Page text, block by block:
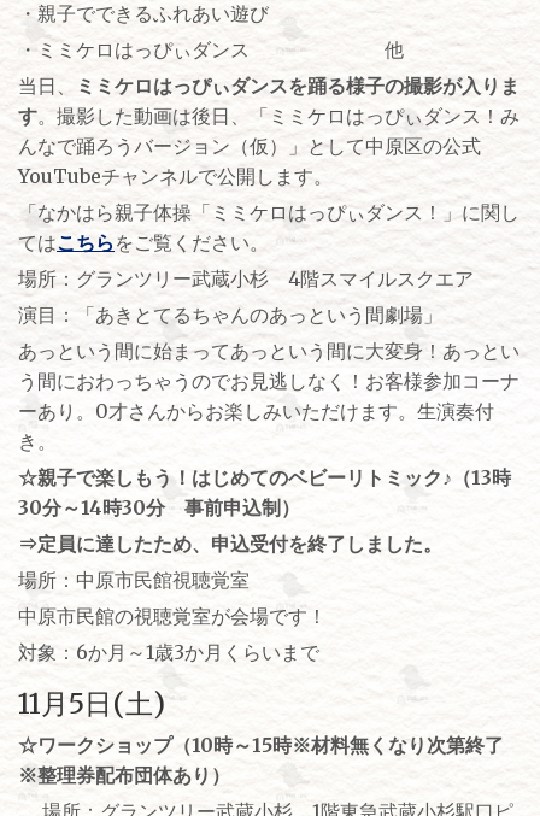
・親子でできるふれあい遊び
・ミミケロはっぴぃダンス 他
当日、
ミミケロはっぴぃダンスを踊る様子の撮影が入りま
す。撮影した動画は後日、「ミミケロはっぴぃダンス！み
んなで踊ろうバージョン（仮）」として中原区の公式
YouTubeチャンネルで公開します。
「なかはら親子体操「ミミケロはっぴぃダンス！」に関し
てはこちら をご覧ください。
場所：グランツリー武蔵小杉 4階スマイルスクエア
演目：「あきとてるちゃんのあっという間劇場」
あっという間に始まってあっという間に大変身！あっとい
う間におわっちゃうのでお見逃しなく！お客様参加コーナ
ーあり。0才さんからお楽しみいただけます。生演奏付
き。
☆親子で楽しもう！はじめてのベビーリトミック♪ （13時
30分～14時30分 事前申込制）
⇒定員に達したため、申込受付を終了しました。
場所：中原市民館視聴覚室
中原市民館の視聴覚室が会場です！
対象：6か月～1歳3か月くらいまで
11月5日(土)
☆ワークショップ（10時～15時※材料無くなり次第終了
※整理券配布団体あり ）
場所：グランツリー武蔵小杉 1階東急武蔵小杉駅口ピ